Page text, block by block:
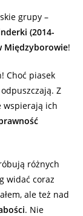
grupy –
(2014-
Międzyborowie!
Choć piasek
Z
wspierają ich
różnych
widać coraz
ale też nad
. Nie